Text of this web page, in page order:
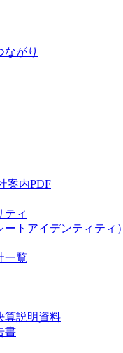
ながり
案内PDF
ティ
トアイデンティティ）
一覧
算説明資料
書